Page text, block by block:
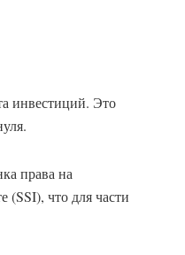
инвестиций. Это
права на
(SSI), что для части